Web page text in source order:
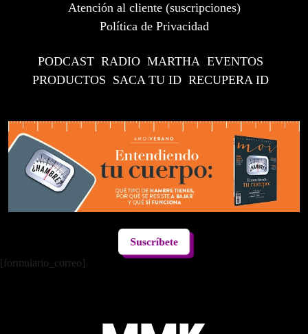
Atención al cliente (suscripciones)
Política de Privacidad
PODCAST RADIO MARTHA EVENTOS
PRODUCTOS SACA TU ID RECUPERA ID
Suscríbete
[formulario_correo]